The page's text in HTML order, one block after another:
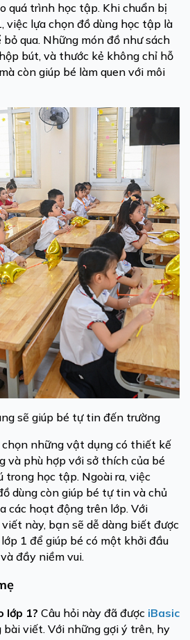
quá trình học tập. Khi chuẩn bị
việc lựa chọn đồ dùng học tập là
qua. Những món đồ như sách
bút, và thước kẻ không chỉ hỗ
còn giúp bé làm quen với môi
sẽ giúp bé tự tin đến trường
những vật dụng có thiết kế
và phù hợp với sở thích của bé
học tập. Ngoài ra, việc
dùng còn giúp bé tự tin và chủ
các hoạt động trên lớp. Với
này, bạn sẽ dễ dàng biết được
1 để giúp bé có một khởi đầu
đầy niềm vui.
lớp 1? Câu hỏi này đã được iBasic
viết. Với những gợi ý trên, hy